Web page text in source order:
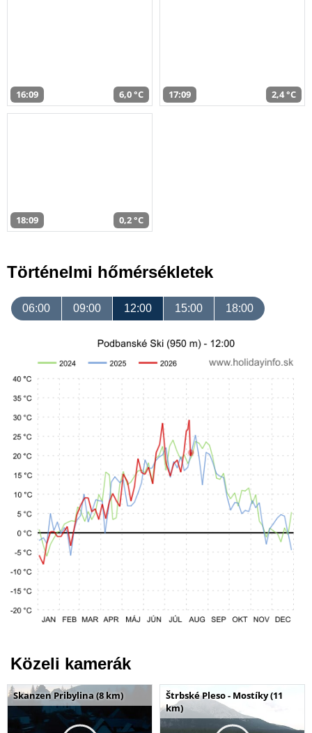
16:09 6,0 °C 17:09 2,4 °C
18:09 0,2 °C
Történelmi hőmérsékletek
06:00 09:00 12:00 15:00 18:00
Közeli kamerák
Skanzen Pribylina (8 km)
Štrbské Pleso - Mostíky (11
km)